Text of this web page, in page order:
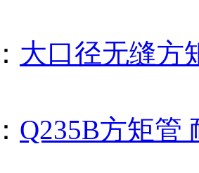
大口径无缝方
Q235B方矩管